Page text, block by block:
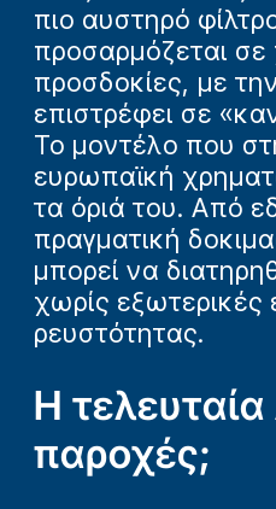
πιο αυστηρό
προσαρμόζεται
προσδοκίες, με
επιστρέφει σε
Το μοντέλο που
ευρωπαϊκή
τα όριά του. Από
πραγματική
μπορεί να
χωρίς εξωτερικές
ρευστότητας.
Η
παροχές;